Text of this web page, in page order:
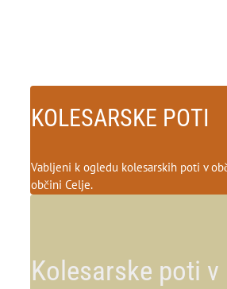
KOLESARSKE POTI
Vabljeni k ogledu kolesarskih poti v
občini Celje.
Kolesarske poti v